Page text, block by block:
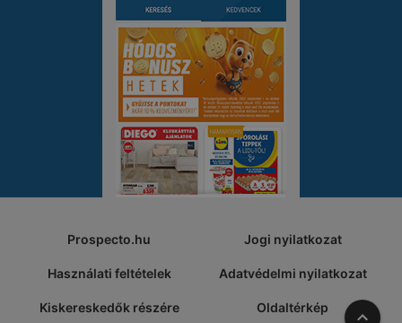
Prospecto.hu Jogi nyilatkozat
Használati feltételek Adatvédelmi nyilatkozat
Kiskereskedők részére Oldaltérkép A